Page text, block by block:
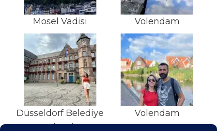
Mosel Vadisi Volendam
Düsseldorf Belediye
Binasi
Volendam